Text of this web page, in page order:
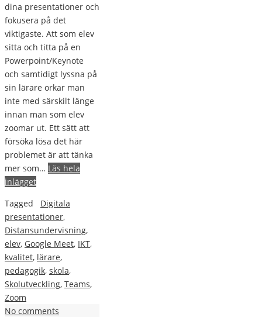
dina presentationer och
fokusera på det
viktigaste. Att som elev
sitta och titta på en
Powerpoint/Keynote
och samtidigt lyssna på
sin lärare orkar man
inte med särskilt länge
innan man som elev
zoomar ut. Ett sätt att
försöka lösa det här
problemet är att tänka
mer som… Läs hela
inlägget
Tagged
Digitala
presentationer,
Distansundervisning,
elev, Google Meet, IKT,
kvalitet, lärare,
pedagogik, skola,
Skolutveckling, Teams,
Zoom
No comments